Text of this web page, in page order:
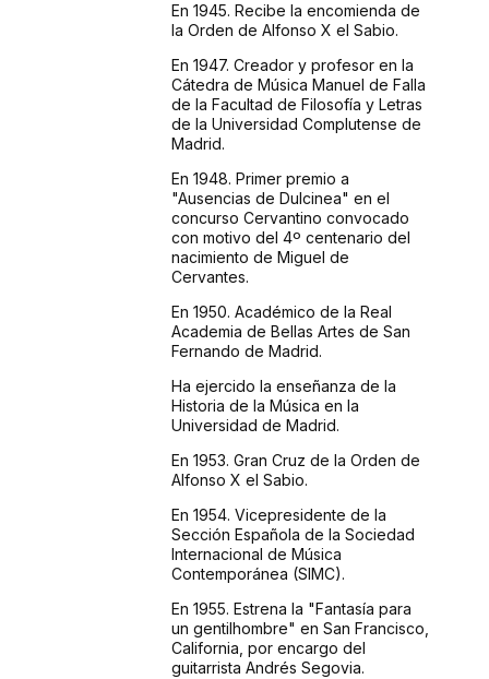
En 1945. Recibe la encomienda de
la Orden de Alfonso X el Sabio.
En 1947. Creador y profesor en la
Cátedra de Música Manuel de Falla
de la Facultad de Filosofía y Letras
de la Universidad Complutense de
Madrid.
En 1948. Primer premio a
"Ausencias de Dulcinea" en el
concurso Cervantino convocado
con motivo del 4º centenario del
nacimiento de Miguel de
Cervantes.
En 1950. Académico de la Real
Academia de Bellas Artes de San
Fernando de Madrid.
Ha ejercido la enseñanza de la
Historia de la Música en la
Universidad de Madrid.
En 1953. Gran Cruz de la Orden de
Alfonso X el Sabio.
En 1954. Vicepresidente de la
Sección Española de la Sociedad
Internacional de Música
Contemporánea (SIMC).
En 1955. Estrena la "Fantasía para
un gentilhombre" en San Francisco,
California, por encargo del
guitarrista Andrés Segovia.